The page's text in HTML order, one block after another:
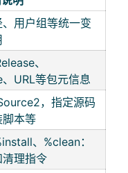
用户组等统一变
、
URL等包元信息
，指定源码
本等
、%clean：
清理指令